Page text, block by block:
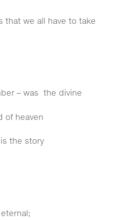
that we all have to take
– was the divine
of heaven
the story